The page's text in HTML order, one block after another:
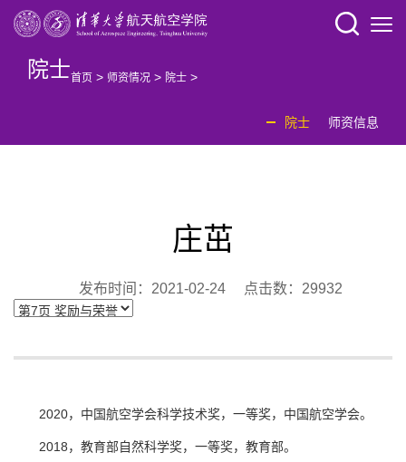
院士首页 > 师资情况 > 院士 >
院士 师资信息
庄茁
发布时间：2021-02-24 点击数： 29932
2020，中国航空学会科学技术奖，一等奖，中国航空学会。
2018，教育部自然科学奖，一等奖，教育部。